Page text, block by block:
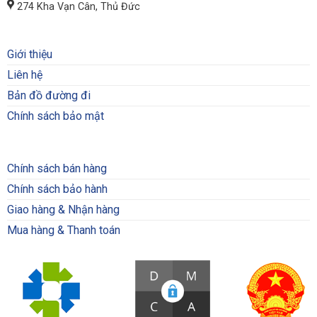
274 Kha Vạn Cân, Thủ Đức
Giới thiệu
Liên hệ
Bản đồ đường đi
Chính sách bảo mật
Chính sách bán hàng
Chính sách bảo hành
Giao hàng & Nhận hàng
Mua hàng & Thanh toán